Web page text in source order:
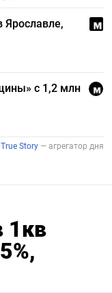
1кв